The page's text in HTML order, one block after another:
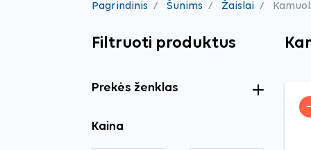
Pagrindinis Šunims Žaislai
Filtruoti produktus
Prekės ženklas
Kaina